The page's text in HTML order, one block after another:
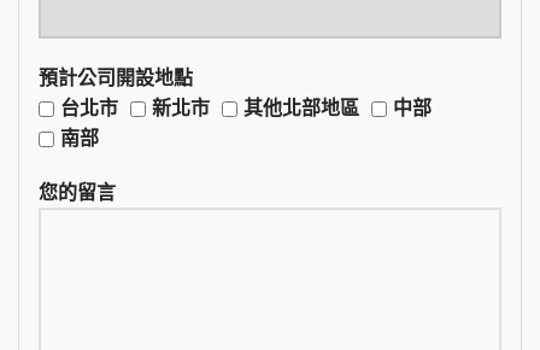
預計公司開設地點
台北市
新北市 其他北部地區
中部
南部
您的留言